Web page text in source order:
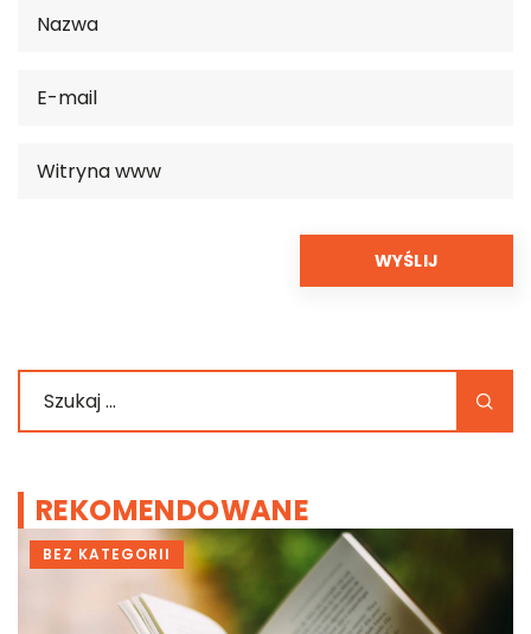
REKOMENDOWANE
BEZ KATEGORII